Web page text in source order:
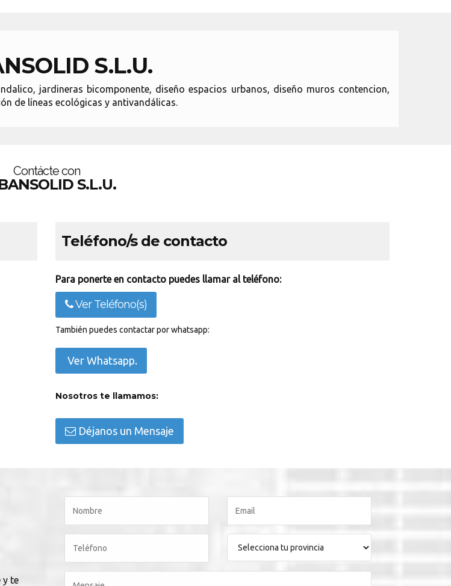
S.L.U.
jardineras bicomponente, diseño espacios urbanos, diseño muros contencion,
de líneas ecológicas y antivandálicas.
Contácte con
S.L.U.
Teléfono/s de contacto
Para ponerte en contacto puedes llamar al teléfono:
Ver Teléfono(s)
También puedes contactar por whatsapp:
Ver Whatsapp.
Nosotros te llamamos:
Déjanos un Mensaje
y te